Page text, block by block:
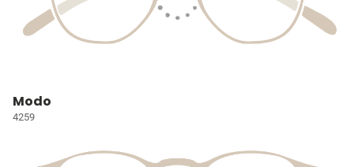
Modo
4259